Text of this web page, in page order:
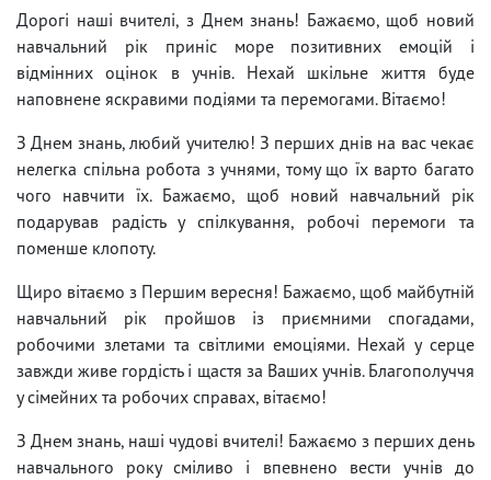
Дорогі наші вчителі, з Днем знань! Бажаємо, щоб новий
навчальний рік приніс море позитивних емоцій і
відмінних оцінок в учнів. Нехай шкільне життя буде
наповнене яскравими подіями та перемогами. Вітаємо!
З Днем знань, любий учителю! З перших днів на вас чекає
нелегка спільна робота з учнями, тому що їх варто багато
чого навчити їх. Бажаємо, щоб новий навчальний рік
подарував радість у спілкування, робочі перемоги та
поменше клопоту.
Щиро вітаємо з Першим вересня! Бажаємо, щоб майбутній
навчальний рік пройшов із приємними спогадами,
робочими злетами та світлими емоціями. Нехай у серце
завжди живе гордість і щастя за Ваших учнів. Благополуччя
у сімейних та робочих справах, вітаємо!
З Днем знань, наші чудові вчителі! Бажаємо з перших день
навчального року сміливо і впевнено вести учнів до